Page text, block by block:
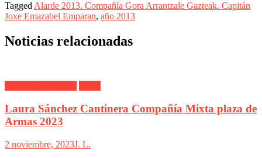
Tagged Alarde 2013. Compañía Gora Arrantzale Gazteak. Capitán
Joxe Emazabel Emparan, año 2013
Noticias relacionadas
Laura Sánchez Cantinera Compañía Mixta plaza de
Armas 2023
2 noviembre, 2023J. L.